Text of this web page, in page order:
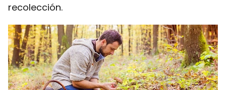
recolección.